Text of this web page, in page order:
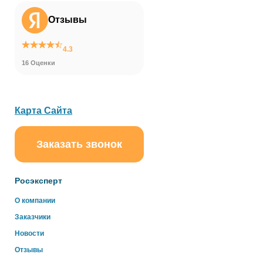
Отзывы
4.3
16 Оценки
Росэксперт
О компании
Заказчики
Новости
Отзывы
Карта Сайта
Заказать звонок
online
Здравствуйте!
Свяжитесь с нами через WhatsApp нажав на кнопку